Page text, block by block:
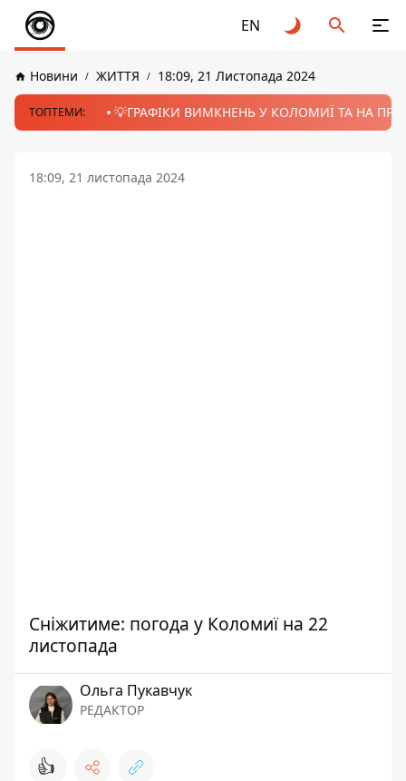
EN
Новини ЖИТТЯ 18:09, 21 Листопада 2024
ТОПТЕМИ: 💡ГРАФІКИ ВИМКНЕНЬ У КОЛОМИЇ ТА НА
18:09, 21 листопада 2024
Сніжитиме: погода у Коломиї на 22
листопада
Ольга Пукавчук
РЕДАКТОР
👍